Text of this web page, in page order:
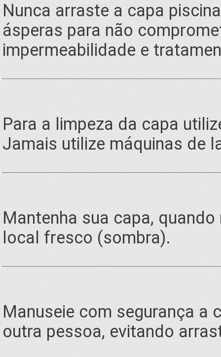
Nunca arraste a capa
ásperas para não
impermeabilidade e
Para a limpeza da capa
Jamais utilize máquinas de
Mantenha sua capa,
local fresco (sombra).
Manuseie com segurança a
outra pessoa, evitando